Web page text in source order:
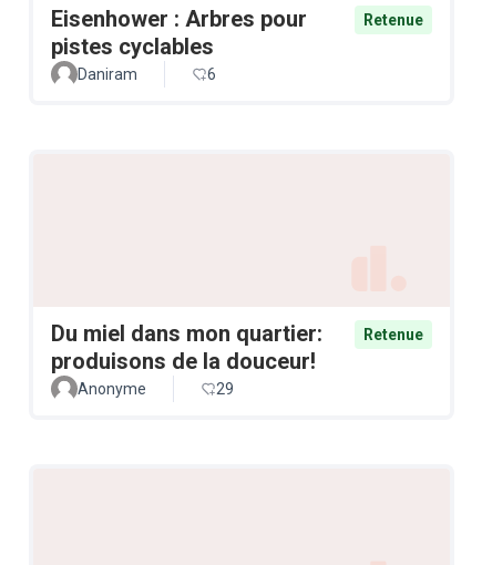
Eisenhower : Arbres pour
pistes cyclables
Retenue
Daniram 6
Du miel dans mon quartier:
produisons de la douceur!
Retenue
Anonyme 29